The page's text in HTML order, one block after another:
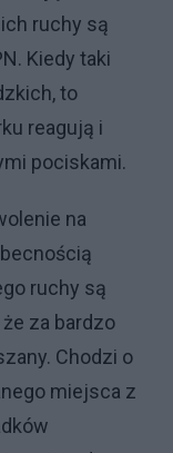
ruchy są
Kiedy taki
to
reagują i
pociskami.
na
ruchy są
za bardzo
Chodzi o
miejsca z